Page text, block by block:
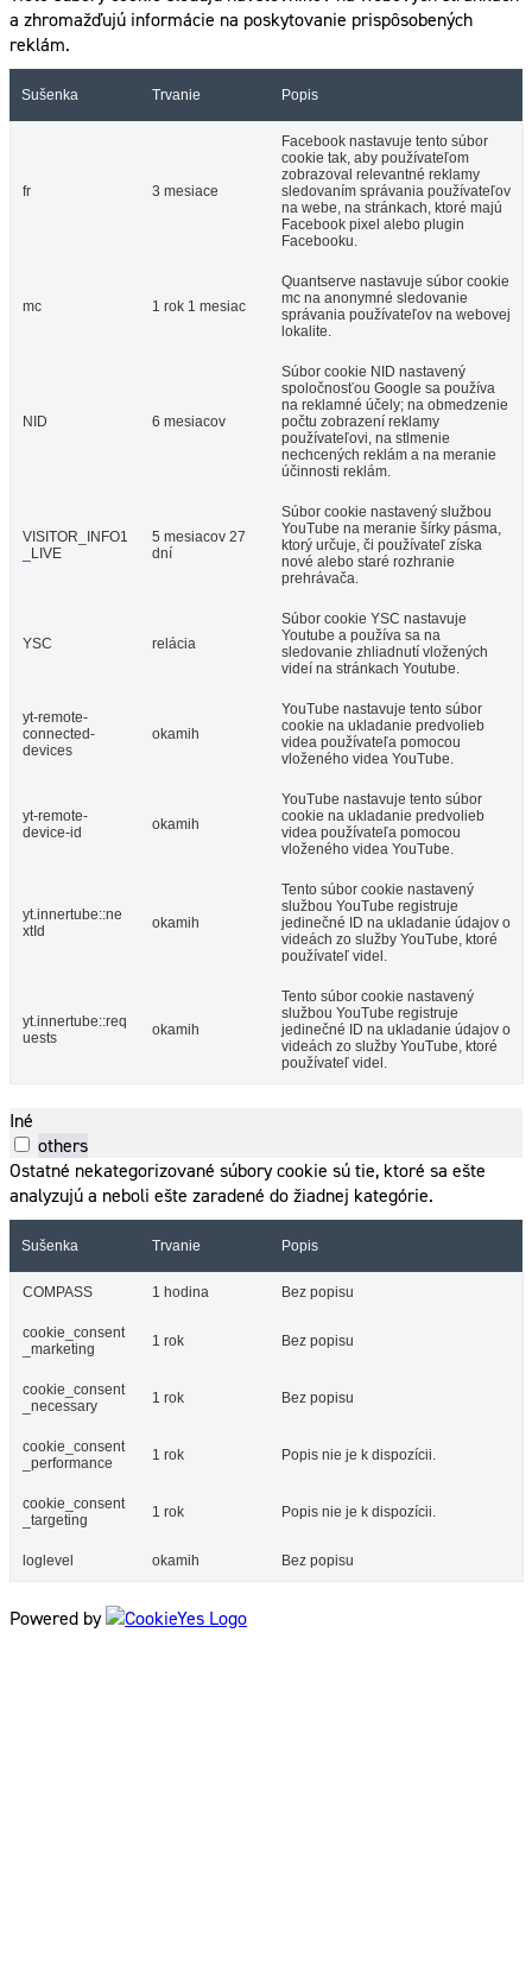
a zhromažďujú informácie na poskytovanie prispôsobených
reklám.
Sušenka Trvanie Popis
fr 3 mesiace
Facebook nastavuje tento súbor
cookie tak, aby používateľom
zobrazoval relevantné reklamy
sledovaním správania používateľov
na webe, na stránkach, ktoré majú
Facebook pixel alebo plugin
Facebooku.
mc 1 rok 1 mesiac
Quantserve nastavuje súbor cookie
mc na anonymné sledovanie
správania používateľov na webovej
lokalite.
NID 6 mesiacov
Súbor cookie NID nastavený
spoločnosťou Google sa používa
na reklamné účely; na obmedzenie
počtu zobrazení reklamy
používateľovi, na stlmenie
nechcených reklám a na meranie
účinnosti reklám.
VISITOR_INFO1
_LIVE
5 mesiacov 27
dní
Súbor cookie nastavený službou
YouTube na meranie šírky pásma,
ktorý určuje, či používateľ získa
nové alebo staré rozhranie
prehrávača.
YSC relácia
Súbor cookie YSC nastavuje
Youtube a používa sa na
sledovanie zhliadnutí vložených
videí na stránkach Youtube.
yt-remote-
connected-
devices
okamih
YouTube nastavuje tento súbor
cookie na ukladanie predvolieb
videa používateľa pomocou
vloženého videa YouTube.
yt-remote-
device-id
okamih
YouTube nastavuje tento súbor
cookie na ukladanie predvolieb
videa používateľa pomocou
vloženého videa YouTube.
yt.innertube::ne
xtId
okamih
Tento súbor cookie nastavený
službou YouTube registruje
jedinečné ID na ukladanie údajov o
videách zo služby YouTube, ktoré
používateľ videl.
yt.innertube::req
uests
okamih
Tento súbor cookie nastavený
službou YouTube registruje
jedinečné ID na ukladanie údajov o
videách zo služby YouTube, ktoré
používateľ videl.
Iné
others
Ostatné nekategorizované súbory cookie sú tie, ktoré sa ešte
analyzujú a neboli ešte zaradené do žiadnej kategórie.
Sušenka Trvanie Popis
COMPASS 1 hodina Bez popisu
cookie_consent
_marketing
1 rok Bez popisu
cookie_consent
_necessary
1 rok Bez popisu
cookie_consent
_performance
1 rok Popis nie je k dispozícii.
cookie_consent
_targeting
1 rok Popis nie je k dispozícii.
loglevel okamih Bez popisu
Powered by